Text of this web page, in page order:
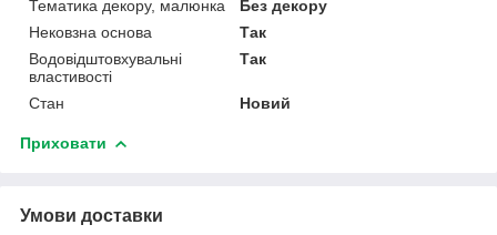
Тематика декору, малюнка
Без декору
Нековзна основа
Так
Водовідштовхувальні
властивості
Так
Стан Новий
Приховати
Умови доставки